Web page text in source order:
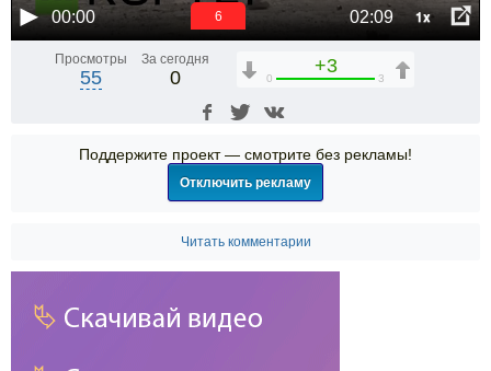
00:00 02:09 1x
6
Просмотры
55
За сегодня
0
+3
0 3
Поддержите проект — смотрите без рекламы!
Отключить рекламу
Читать комментарии